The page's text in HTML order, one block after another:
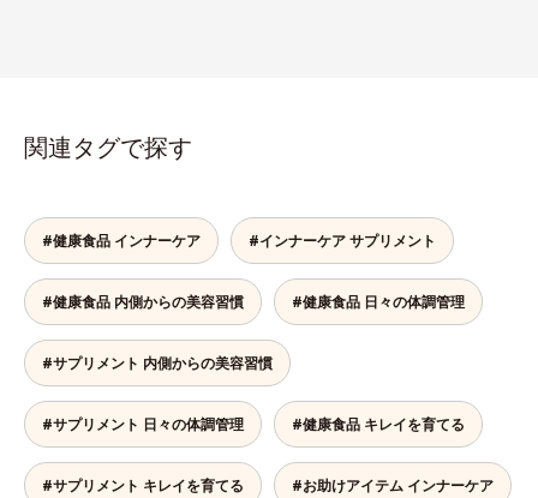
関連タグで探す
#健康食品 インナーケア #インナーケア サプリメント
#健康食品 内側からの美容習慣 #健康食品 日々の体調管理
#サプリメント 内側からの美容習慣
#サプリメント 日々の体調管理 #健康食品 キレイを育てる
#サプリメント キレイを育てる #お助けアイテム インナーケア